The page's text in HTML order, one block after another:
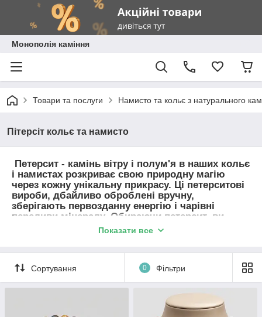
Монополія каміння
Товари та послуги Намисто та кольє з натурального
Пітерсіт кольє та намисто
Петерсит - камінь вітру і полум'я в наших кольє
і намистах розкриває свою природну магію
через кожну унікальну прикрасу. Ці петерситові
вироби, дбайливо оброблені вручну,
зберігають первозданну енергію і чарівні
переливи мінералу. Обираючи петерсит, ви
купуєте не просто прикрасу, а природний
кожному русі. Дозвольте петерситу стати вашим
провідником у світ природної краси та сили.
Показати все
Сортування 0 Фільтри